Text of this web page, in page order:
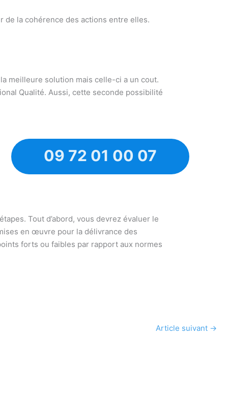
de la cohérence des actions entre elles.
meilleure solution mais celle-ci a un cout.
Qualité. Aussi, cette seconde possibilité
09 72 01 00 07
Tout d’abord, vous devrez évaluer le
en œuvre pour la délivrance des
forts ou faibles par rapport aux normes
Article suivant →